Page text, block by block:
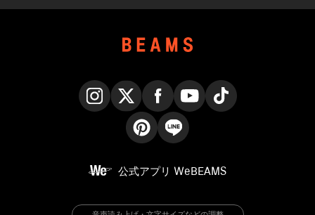
公式アプリ WeBEAMS